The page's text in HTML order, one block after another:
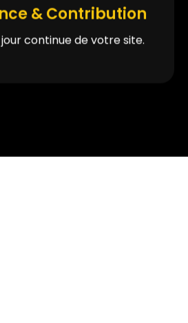
& Contribution
continue de votre site.